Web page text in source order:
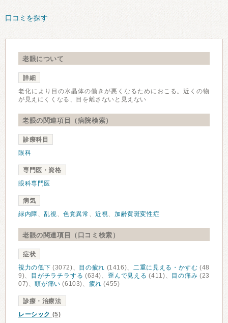
口コミを探す
老眼について
詳細
老化により目の水晶体の働きが悪くなるためにおこる。近くの物
が見えにくくなる、目を離さないと見えない
老眼の関連項目（病院検索）
診療科目
眼科
専門医・資格
眼科専門医
病気
緑内障、乱視、色覚異常 、近視、加齢黄斑変性症
老眼の関連項目（口コミ検索）
症状
視力の低下 (3072)、 目の疲れ (1416)、 二重に見える・かすむ (48
9)、
目がチラチラする (634)、歪んで見える (411)、 目の痛み (23
07)、頭が痛い (6103)、 疲れ (455)
診療・治療法
レーシック (5)